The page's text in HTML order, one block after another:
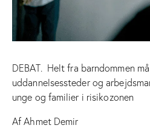
DEBAT. Helt fra barndommen
uddannelsessteder og
unge og familier i risikozonen
Af Ahmet Demir